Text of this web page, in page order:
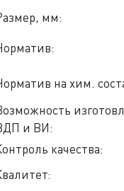
мм:
на хим.
и ВИ:
качества: